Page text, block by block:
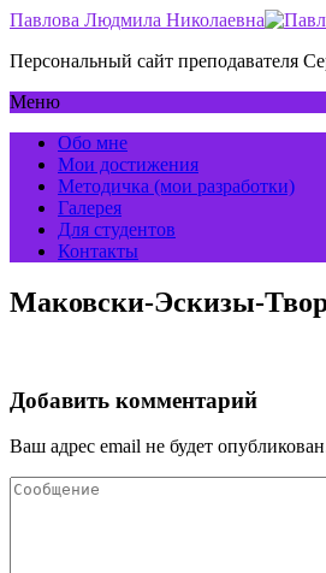
Павлова Людмила Николаевна
Персональный сайт преподавателя
Меню
Обо мне
Мои достижения
Методичка (мои разработки)
Галерея
Для студентов
Контакты
Маковски-Эскизы-
Добавить комментарий
Ваш адрес email не будет